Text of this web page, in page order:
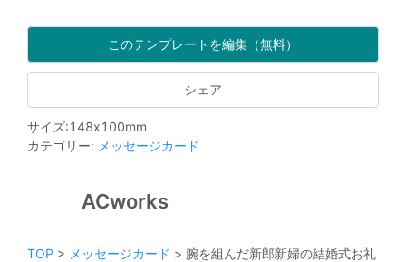
このテンプレートを編集（無料）
シェア
サイズ:148x100mm
カテゴリー: メッセージカード
ACworks
TOP > メッセージカード > 腕を組んだ新郎新婦の結婚式お礼